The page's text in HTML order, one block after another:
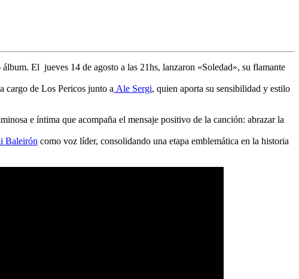
álbum. El jueves 14 de agosto a las 21hs, lanzaron «Soledad», su flamante
cargo de Los Pericos junto a Ale Sergi, quien aporta su sensibilidad y estilo
e íntima que acompaña el mensaje positivo de la canción: abrazar la
Baleirón como voz líder, consolidando una etapa emblemática en la historia